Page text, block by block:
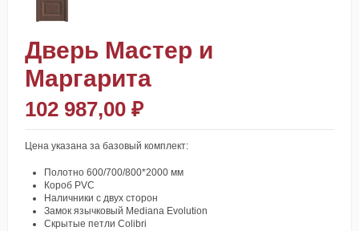
Дверь Мастер и
Маргарита
102 987,00 ₽
Цена указана за базовый комплект:
Полотно 600/700/800*2000 мм
Короб PVC
Наличники с двух сторон
Замок язычковый Mediana Evolution
Скрытые петли Colibri